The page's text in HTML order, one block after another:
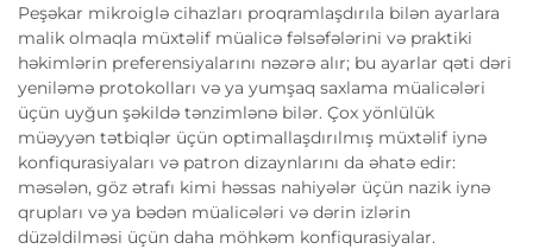
Peşəkar mikroiglə cihazları proqramlaşdırıla bilən ayarlara
malik olmaqla müxtəlif müalicə fəlsəfələrini və praktiki
həkimlərin preferensiyalarını nəzərə alır; bu ayarlar qəti dəri
yeniləmə protokolları və ya yumşaq saxlama müalicələri
üçün uyğun şəkildə tənzimlənə bilər. Çox yönlülük
müəyyən tətbiqlər üçün optimallaşdırılmış müxtəlif iynə
konfiqurasiyaları və patron dizaynlarını da əhatə edir:
məsələn, göz ətrafı kimi həssas nahiyələr üçün nazik iynə
qrupları və ya bədən müalicələri və dərin izlərin
düzəldilməsi üçün daha möhkəm konfiqurasiyalar.